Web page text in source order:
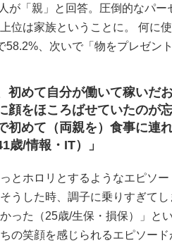
が「親」と回答。圧倒的なパ
位は家族ということに。 何に
58.2%、次いで「物をプレゼン
初めて自分が働いて稼いだ
顔をほころばせていたのが
初めて（両親を）食事に連
歳/情報・IT）」
とホロリとするようなエピソ
うした時、調子に乗りすぎて
った（25歳/生保・損保）」と
の笑顔を感じられるエピソード